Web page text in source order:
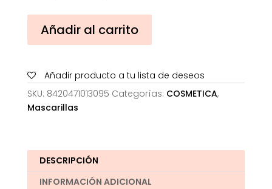
Eternal
Youth
Eye
Patches
cantidad
Añadir al carrito
Añadir producto a tu lista de deseos
SKU: 8420471013095 Categorías: COSMETICA,
Mascarillas
DESCRIPCIÓN
INFORMACIÓN ADICIONAL